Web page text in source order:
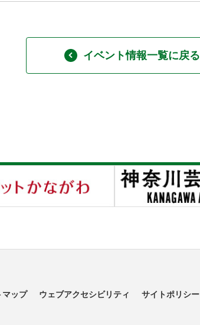
イベント情報一覧に戻る
マップ ウェブアクセシビリティ サイトポリシー